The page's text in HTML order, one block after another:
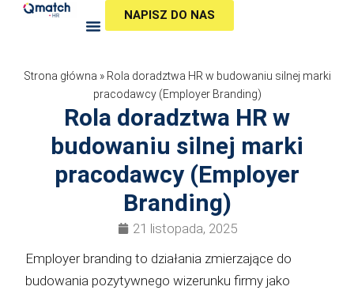
Przejdź
NAPISZ DO NAS
Strona główna » Rola doradztwa HR w budowaniu silnej marki
pracodawcy (Employer Branding)
Rola doradztwa HR w
budowaniu silnej marki
pracodawcy (Employer
Branding)
21 listopada, 2025
Employer branding to działania zmierzające do
budowania pozytywnego wizerunku firmy jako